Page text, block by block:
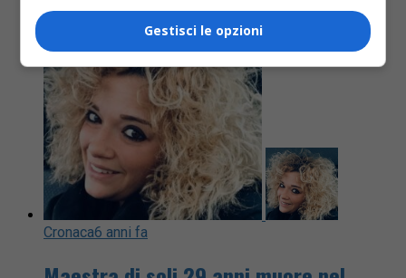
Cronaca6 anni fa
Gestisci le opzioni